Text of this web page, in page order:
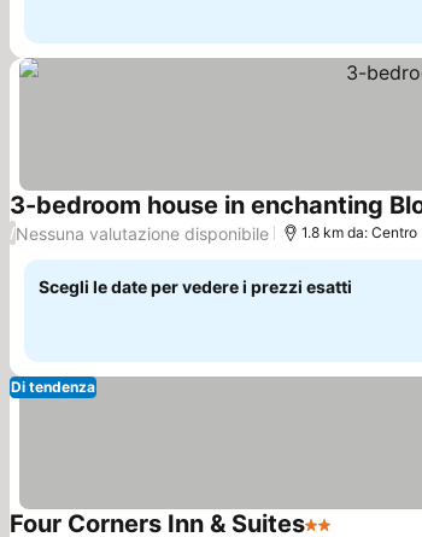
3-bedroom house in enchanting
/Nessuna valutazione disponibile 1.8 km da: Centro
Scegli le date per vedere i prezzi esatti
Di tendenza
Four Corners Inn & Suites